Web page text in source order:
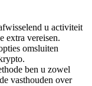
u activiteit
extra vereisen.
omsluiten
ben u zowel
vasthouden over